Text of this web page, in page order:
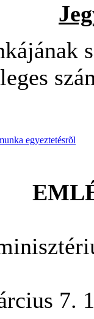
egyeztetésrõl
7.